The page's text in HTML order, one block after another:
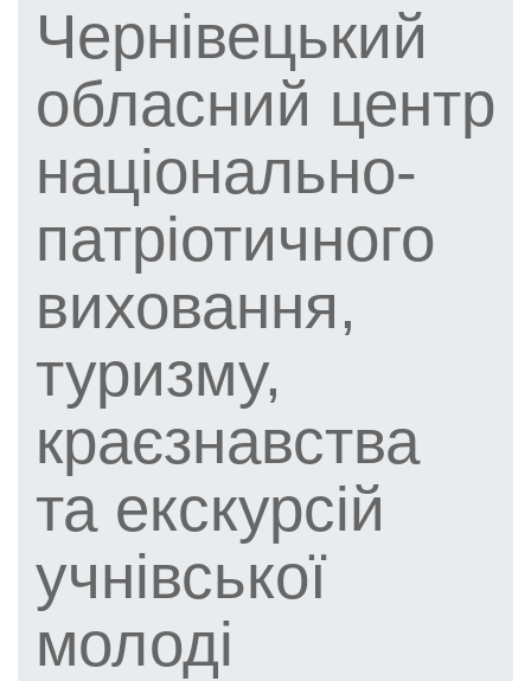
Чернівецький
обласний центр
національно-
патріотичного
виховання,
туризму,
краєзнавства
та екскурсій
учнівської
молоді